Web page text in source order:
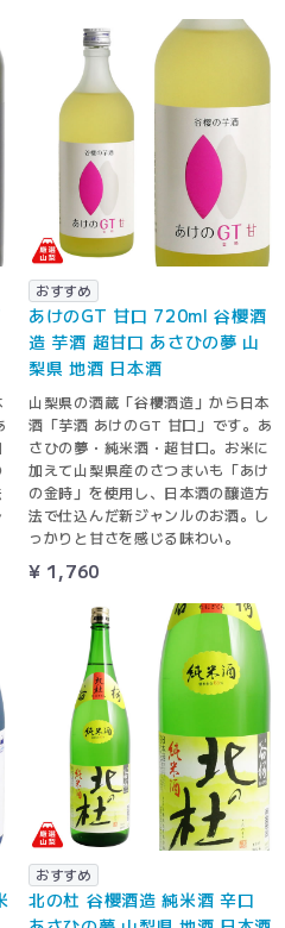
おすすめ
あけのGT 甘口 720ml 谷櫻酒
造 芋酒 超甘口 あさひの夢 山
梨県 地酒 日本酒
山梨県の酒蔵「谷櫻酒造」から日本
酒「芋酒 あけのGT 甘口」です。あ
さひの夢・純米酒・超甘口。お米に
加えて山梨県産のさつまいも「あけ
の金時」を使用し、日本酒の醸造方
法で仕込んだ新ジャンルのお酒。し
っかりと甘さを感じる味わい。
¥ 1,760
おすすめ
北の杜 谷櫻酒造 純米酒 辛口